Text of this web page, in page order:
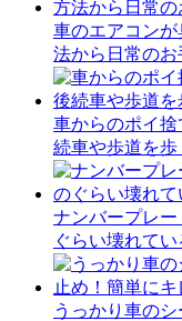
車のエアコン
法から日常の
車からのポイ
続車や歩道を歩
ナンバープレ
ぐらい壊れて
うっかり車の